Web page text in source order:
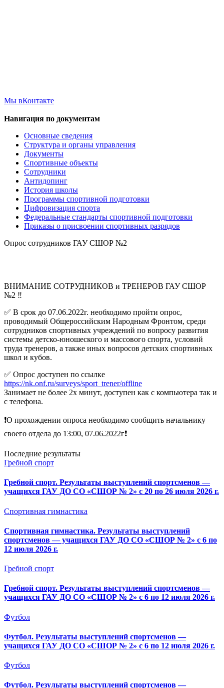
Мы вКонтакте
Навигация по документам
Основные сведения
Структура и органы управления
Документы
Спортивные объекты
Сотрудники
Антидопинг
История школы
Программы спортивной подготовки
Цифровизация спорта
Федеральные стандарты спортивной подготовки
Приказы о присвоении спортивных разрядов
Опрос сотрудников ГАУ СШОР №2
ВНИМАНИЕ СОТРУДНИКОВ и ТРЕНЕРОВ ГАУ СШОР
№2 ‼
✅ В срок до 07.06.2022г. необходимо пройти опрос,
проводимый Общероссийским Народным Фронтом, среди
сотрудников спортивных учреждений по вопросу развития
системы детско-юношеского и массового спорта, условий
труда тренеров, а также иных вопросов детских спортивных
школ и кубов.
✅ Опрос доступен по ссылке
https://nk.onf.ru/surveys/sport_trener/offline
Занимает не более 2х минут, доступен как с компьютера так и
с телефона.
❗О прохождении опроса необходимо сообщить начальнику
своего отдела до 13:00, 07.06.2022г❗
Последние результаты
Гребной спорт
Гребной спорт. Результаты выступлений спортсменов —
учащихся ГАУ ДО СО «СШОР № 2» с 20 по 26 июля 2026 г.
Спортивная гимнастика
Спортивная гимнастика. Результаты выступлений
спортсменов — учащихся ГАУ ДО СО «СШОР № 2» с 6 по
12 июля 2026 г.
Гребной спорт
Гребной спорт. Результаты выступлений спортсменов —
учащихся ГАУ ДО СО «СШОР № 2» с 6 по 12 июля 2026 г.
Футбол
Футбол. Результаты выступлений спортсменов —
учащихся ГАУ ДО СО «СШОР № 2» с 6 по 12 июля 2026 г.
Футбол
Футбол. Результаты выступлений спортсменов —